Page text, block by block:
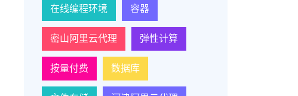
在线编程环境 容器
密山阿里云代理 弹性计算
按量付费 数据库